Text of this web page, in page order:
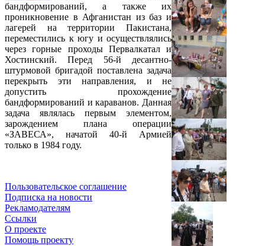
бандформирований, а также их
проникновение в Афганистан из баз и
лагерей на территории Пакистана,
переместились к югу и осуществлялись
через горные проходы Первалкатал и
Хостинский. Перед 56-й десантно-
штурмовой бригадой поставлена задача
перекрыть эти направления, и не
допустить прохождение
бандформирований и караванов. Данная
задача являлась первым элементом,
зарождением плана операции
«ЗАВЕСА», начатой 40-й Армией
только в 1984 году.
Пользовательское соглашение
Подписка на новости
Рекламодателям
Ссылки
О проекте
Помощь проекту